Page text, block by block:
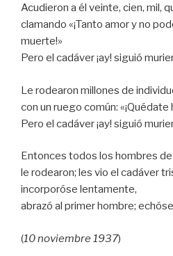
Acudieron a él veinte, cien, mil,
clamando «¡Tanto amor y no
muerte!»
Pero el cadáver ¡ay! siguió
Le rodearon millones de
con un ruego común: «¡Quédate
Pero el cadáver ¡ay! siguió
Entonces todos los hombres
le rodearon; les vio el cadáver
incorporóse lentamente,
abrazó al primer hombre;
(10 noviembre 1937)